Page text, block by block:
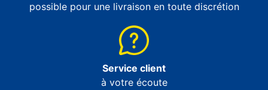
possible pour une livraison en toute discrétion
Service client
à votre écoute